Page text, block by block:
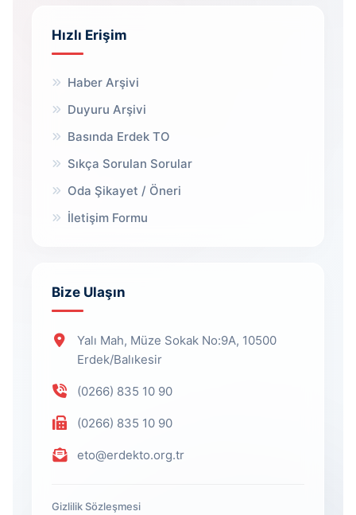
Hızlı Erişim
Haber Arşivi
Duyuru Arşivi
Basında Erdek TO
Sıkça Sorulan Sorular
Oda Şikayet / Öneri
İletişim Formu
Bize Ulaşın
Yalı Mah, Müze Sokak No:9A, 10500
Erdek/Balıkesir
(0266) 835 10 90
(0266) 835 10 90
eto@erdekto.org.tr
Gizlilik Sözleşmesi